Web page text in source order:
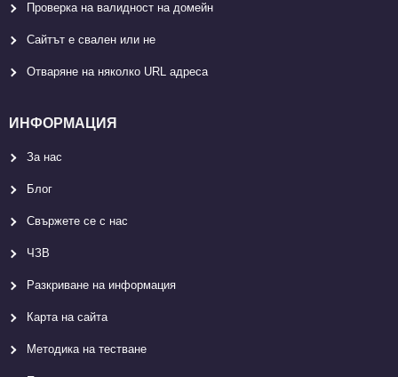
Проверка на валидност на домейн
Сайтът е свален или не
Отваряне на няколко URL адреса
ИНФОРМАЦИЯ
За нас
Блог
Свържете се с нас
ЧЗВ
Разкриване на информация
Карта на сайта
Методика на тестване